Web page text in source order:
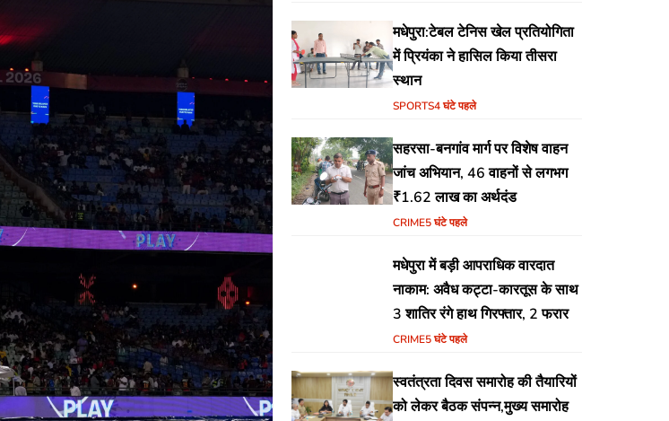
मधेपुरा:टेबल टेनिस खेल प्रतियोगिता
में प्रियंका ने हासिल किया तीसरा
स्थान
SPORTS4 घंटे पहले
सहरसा-बनगांव मार्ग पर विशेष वाहन
जांच अभियान, 46 वाहनों से लगभग
₹1.62 लाख का अर्थदंड
CRIME5 घंटे पहले
मधेपुरा में बड़ी आपराधिक वारदात
नाकाम: अवैध कट्टा-कारतूस के साथ
3 शातिर रंगे हाथ गिरफ्तार, 2 फरार
CRIME5 घंटे पहले
स्वतंत्रता दिवस समारोह की तैयारियों
को लेकर बैठक संपन्न,मुख्य समारोह